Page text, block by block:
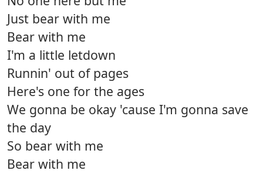
Just bear with me
Bear with me
I'm a little letdown
Runnin' out of pages
Here's one for the ages
We gonna be okay 'cause I'm gonna save
the day
So bear with me
Bear with me